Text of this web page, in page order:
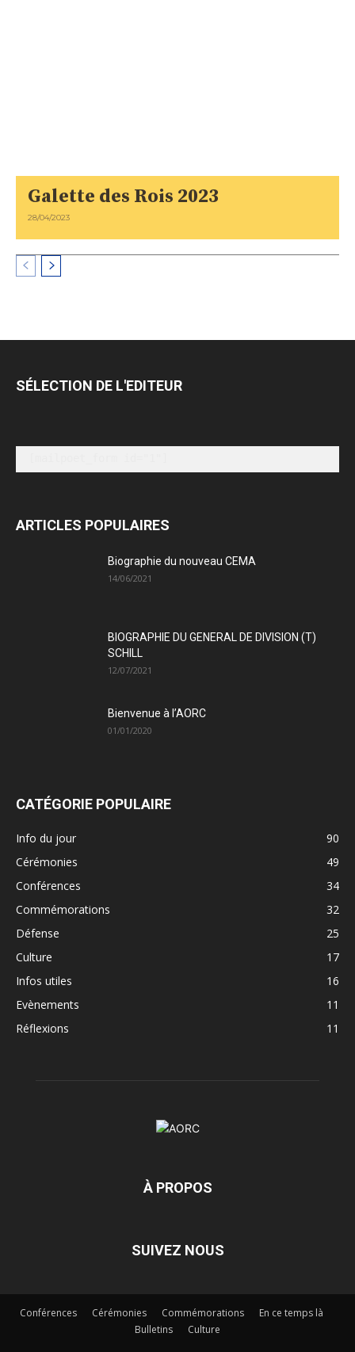
Galette des Rois 2023
28/04/2023
SÉLECTION DE L'EDITEUR
ARTICLES POPULAIRES
Biographie du nouveau CEMA
14/06/2021
BIOGRAPHIE DU GENERAL DE DIVISION (T)
SCHILL
12/07/2021
Bienvenue à l’AORC
01/01/2020
CATÉGORIE POPULAIRE
Info du jour
90
Cérémonies
49
Conférences
34
Commémorations
32
Défense
25
Culture
17
Infos utiles
16
Evènements
11
Réflexions
11
À PROPOS
SUIVEZ NOUS
Conférences Cérémonies Commémorations
En ce temps là
Bulletins
Culture